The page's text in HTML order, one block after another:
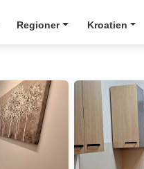
Regioner Kroatien